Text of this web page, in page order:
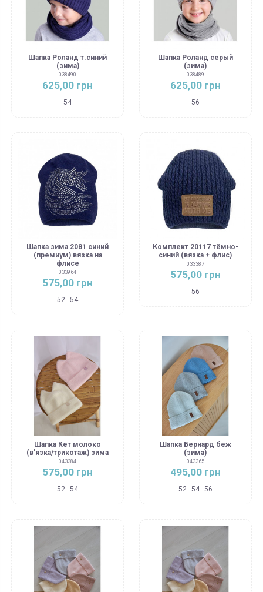
Шапка Роланд т.синий
(зима)
038490
625,00 грн
54
Шапка Роланд серый
(зима)
038489
625,00 грн
56
Шапка зима 2081 синий
(премиум) вязка на
флисе
033964
575,00 грн
52 54
Комплект 20117 тёмно-
синий (вязка + флис)
033387
575,00 грн
56
Шапка Кет молоко
(в'язка/трикотаж) зима
043384
575,00 грн
52 54
Шапка Бернард беж
(зима)
043365
495,00 грн
52 54 56